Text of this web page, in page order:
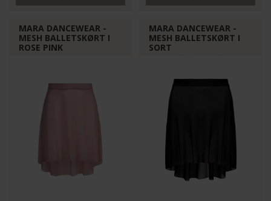
MARA DANCEWEAR -
MESH BALLETSKØRT I
ROSE PINK
MARA DANCEWEAR -
MESH BALLETSKØRT I
SORT